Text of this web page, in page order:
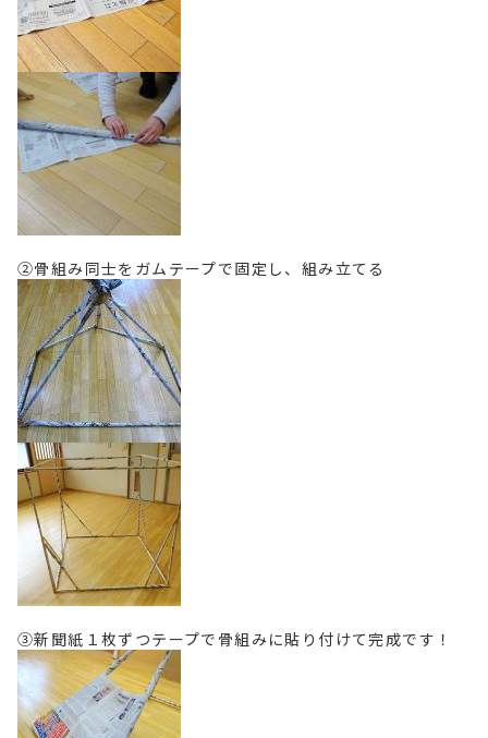
②骨組み同士をガムテープで固定し、組み立てる
③新聞紙１枚ずつテープで骨組みに貼り付けて完成です！